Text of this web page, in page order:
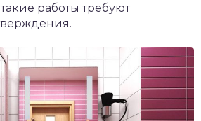
работы требуют